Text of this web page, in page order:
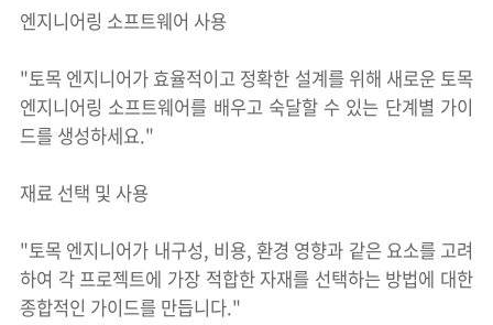
엔지니어링 소프트웨어 사용
"토목 엔지니어가 효율적이고 정확한 설계를 위해 새로운 토목
엔지니어링 소프트웨어를 배우고 숙달할 수 있는 단계별 가이
드를 생성하세요."
재료 선택 및 사용
"토목 엔지니어가 내구성, 비용, 환경 영향과 같은 요소를 고려
하여 각 프로젝트에 가장 적합한 자재를 선택하는 방법에 대한
종합적인 가이드를 만듭니다."